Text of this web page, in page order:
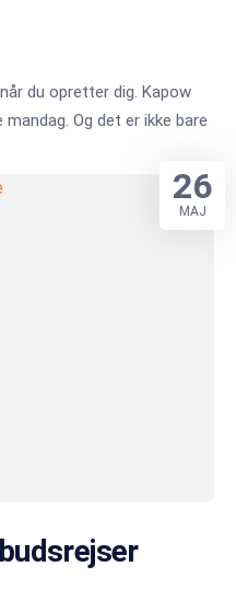
du opretter dig. Kapow
Og det er ikke bare
26
MAJ